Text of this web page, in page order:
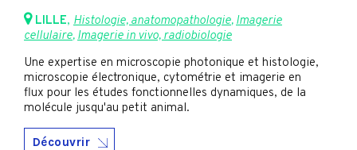
LILLE, Histologie, anatomopathologie, Imagerie
cellulaire, Imagerie in vivo, radiobiologie
Une expertise en microscopie photonique et histologie,
microscopie électronique, cytométrie et imagerie en
flux pour les études fonctionnelles dynamiques, de la
molécule jusqu'au petit animal.
Découvrir